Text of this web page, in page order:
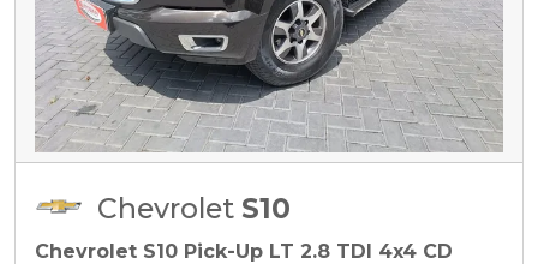
Chevrolet S10
Chevrolet S10 Pick-Up LT 2.8 TDI 4x4 CD